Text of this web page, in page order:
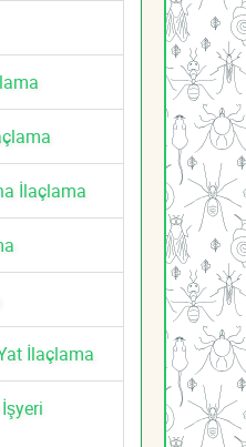
İlaçlama
İlaçlama